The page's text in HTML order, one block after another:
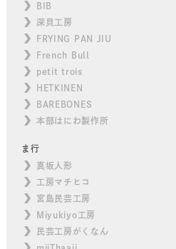
BIB
深貝工房
FRYING PAN JIU
French Bull
petit trois
HETKINEN
BAREBONES
本部はにわ製作所
ま行
真坂人形
工房マチヒコ
宮島民芸工房
Miyukiyo工房
民芸工房がくなん